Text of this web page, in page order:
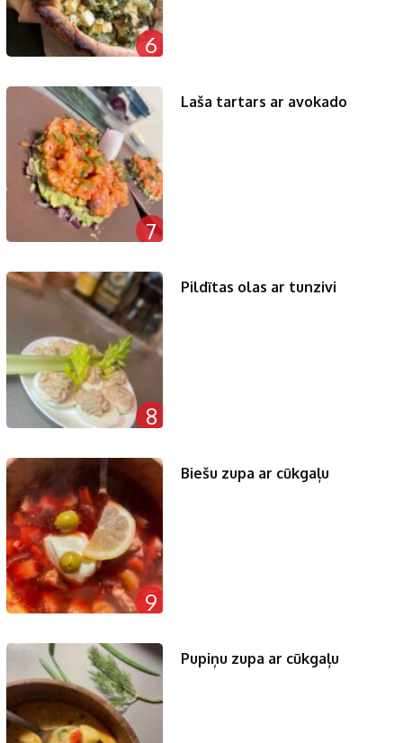
6
7
Laša tartars ar avokado
8
Pildītas olas ar tunzivi
9
Biešu zupa ar cūkgaļu
Pupiņu zupa ar cūkgaļu